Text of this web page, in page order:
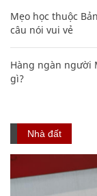
Mẹo học thuộc
câu nói vui vẻ
Hàng ngàn người
gì?
Nhà đất